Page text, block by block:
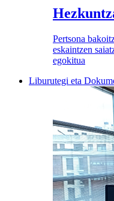
Pertsona
eskaintzen
egokitua
Liburutegi eta